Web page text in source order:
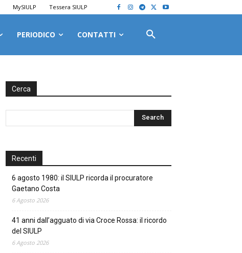
MySIULP Tessera SIULP
PERIODICO CONTATTI
Cerca
Recenti
6 agosto 1980: il SIULP ricorda il procuratore
Gaetano Costa
6 Agosto 2026
41 anni dall’agguato di via Croce Rossa: il ricordo
del SIULP
6 Agosto 2026